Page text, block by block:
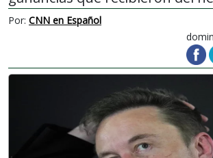
Por: CNN en Español